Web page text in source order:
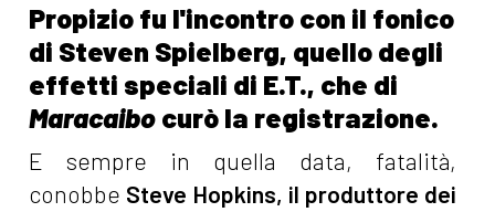
Propizio fu l'incontro con il fonico
di Steven Spielberg, quello degli
effetti speciali di E.T., che di
Maracaibo curò la registrazione.
E sempre in quella data, fatalità,
conobbe Steve Hopkins, il produttore dei